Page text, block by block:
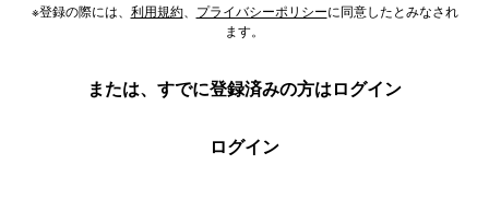
※登録の際には、 利用規約、 プライバシーポリシーに同意したとみなされ
ます。
または、すでに登録済みの方はログイン
ログイン